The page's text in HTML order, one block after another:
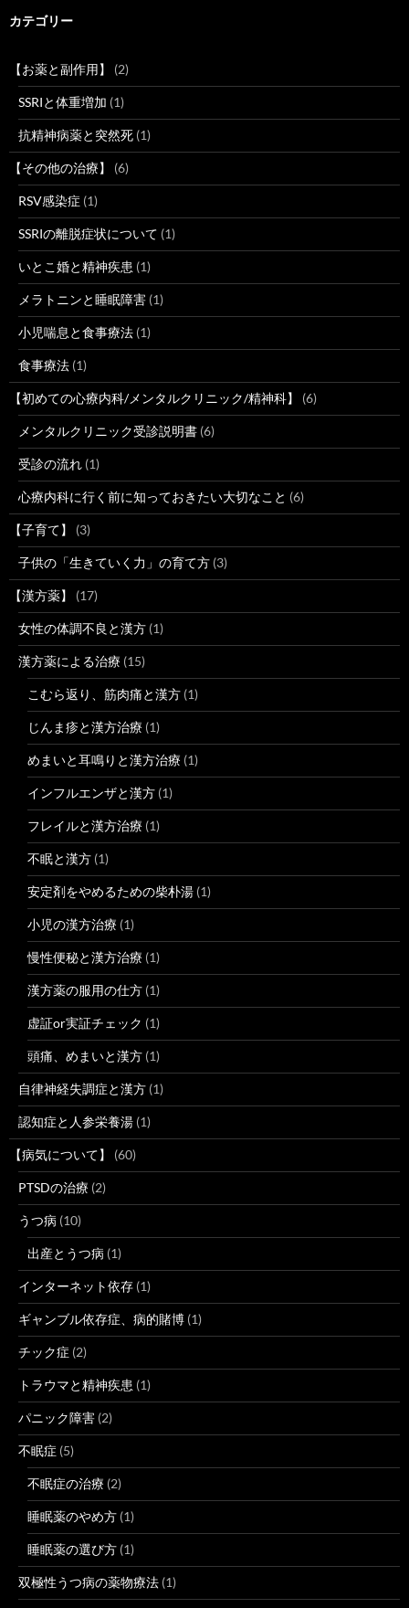
カテゴリー
【お薬と副作用】 (2)
SSRIと体重増加 (1)
抗精神病薬と突然死 (1)
【その他の治療】 (6)
RSV感染症 (1)
SSRIの離脱症状について (1)
いとこ婚と精神疾患 (1)
メラトニンと睡眠障害 (1)
小児喘息と食事療法 (1)
食事療法 (1)
【初めての心療内科/メンタルクリニック/精神科】 (6)
メンタルクリニック受診説明書 (6)
受診の流れ (1)
心療内科に行く前に知っておきたい大切なこと (6)
【子育て】 (3)
子供の「生きていく力」の育て方 (3)
【漢方薬】 (17)
女性の体調不良と漢方 (1)
漢方薬による治療 (15)
こむら返り、筋肉痛と漢方 (1)
じんま疹と漢方治療 (1)
めまいと耳鳴りと漢方治療 (1)
インフルエンザと漢方 (1)
フレイルと漢方治療 (1)
不眠と漢方 (1)
安定剤をやめるための柴朴湯 (1)
小児の漢方治療 (1)
慢性便秘と漢方治療 (1)
漢方薬の服用の仕方 (1)
虚証or実証チェック (1)
頭痛、めまいと漢方 (1)
自律神経失調症と漢方 (1)
認知症と人参栄養湯 (1)
【病気について】 (60)
PTSDの治療 (2)
うつ病 (10)
出産とうつ病 (1)
インターネット依存 (1)
ギャンブル依存症、病的賭博 (1)
チック症 (2)
トラウマと精神疾患 (1)
パニック障害 (2)
不眠症 (5)
不眠症の治療 (2)
睡眠薬のやめ方 (1)
睡眠薬の選び方 (1)
双極性うつ病の薬物療法 (1)